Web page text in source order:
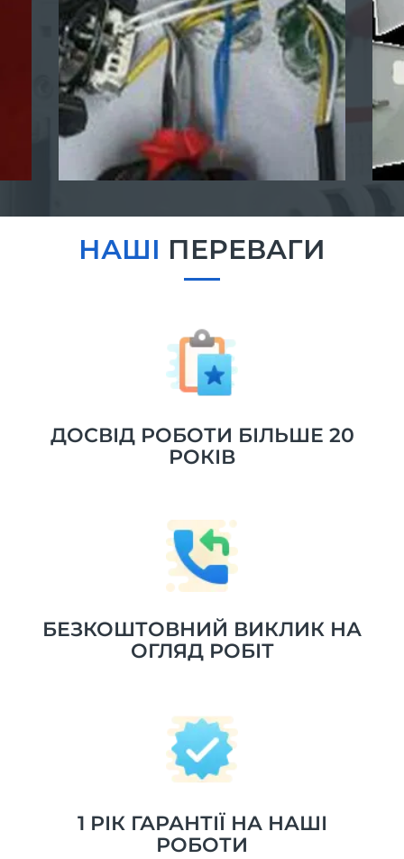
НАШІ ПЕРЕВАГИ
ДОСВІД РОБОТИ БІЛЬШЕ 20
РОКІВ
БЕЗКОШТОВНИЙ ВИКЛИК НА
ОГЛЯД РОБІТ
1 РІК ГАРАНТІЇ НА НАШІ
РОБОТИ